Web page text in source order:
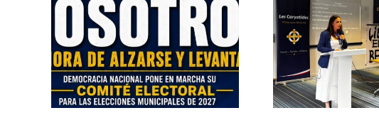
Entrevista a
Jennifer Amaro
Departamento Pro-Vida de Democracia
Nacional